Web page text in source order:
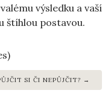
výsledku a vaší
štíhlou postavou.
SI ČI NEPŮJČIT?